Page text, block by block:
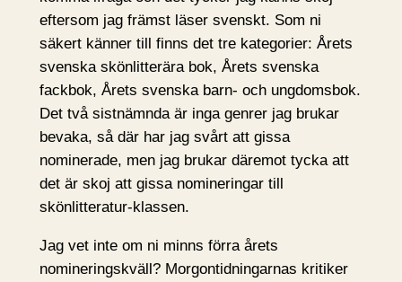
eftersom jag främst läser svenskt. Som ni
säkert känner till finns det tre kategorier: Årets
svenska skönlitterära bok, Årets svenska
fackbok, Årets svenska barn- och ungdomsbok.
Det två sistnämnda är inga genrer jag brukar
bevaka, så där har jag svårt att gissa
nominerade, men jag brukar däremot tycka att
det är skoj att gissa nomineringar till
skönlitteratur-klassen.
Jag vet inte om ni minns förra årets
nomineringskväll? Morgontidningarnas kritiker